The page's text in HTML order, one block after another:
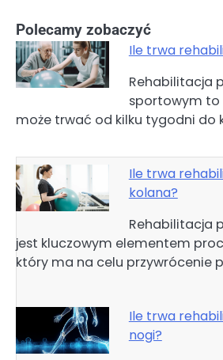
Polecamy zobaczyć
Ile trwa
Rehabilitacja
sportowym to
może trwać od kilku tygodni do
Ile trwa
kolana?
Rehabilitacja
jest kluczowym elementem
który ma na celu przywrócenie
Ile trwa
nogi?
Nawigacja